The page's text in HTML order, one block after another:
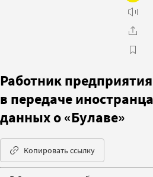
Работник
в передаче
данных о «Булаве»
Копировать ссылку